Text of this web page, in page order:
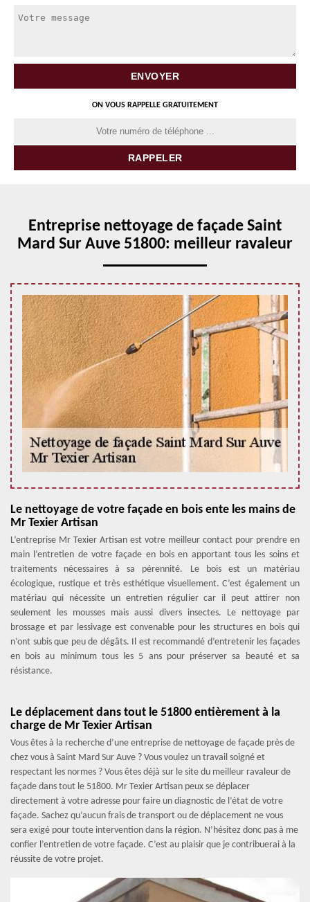
ON VOUS RAPPELLE GRATUITEMENT
Entreprise nettoyage de façade Saint
Mard Sur Auve 51800: meilleur ravaleur
Le nettoyage de votre façade en bois ente les mains de
Mr Texier Artisan
L’entreprise Mr Texier Artisan est votre meilleur contact pour prendre en
main l’entretien de votre façade en bois en apportant tous les soins et
traitements nécessaires à sa pérennité. Le bois est un matériau
écologique, rustique et très esthétique visuellement. C’est également un
matériau qui nécessite un entretien régulier car il peut attirer non
seulement les mousses mais aussi divers insectes. Le nettoyage par
brossage et par lessivage est convenable pour les structures en bois qui
n’ont subis que peu de dégâts. Il est recommandé d’entretenir les façades
en bois au minimum tous les 5 ans pour préserver sa beauté et sa
résistance.
Le déplacement dans tout le 51800 entièrement à la
charge de Mr Texier Artisan
Vous êtes à la recherche d’une entreprise de nettoyage de façade près de
chez vous à Saint Mard Sur Auve ? Vous voulez un travail soigné et
respectant les normes ? Vous êtes déjà sur le site du meilleur ravaleur de
façade dans tout le 51800. Mr Texier Artisan peux se déplacer
directement à votre adresse pour faire un diagnostic de l’état de votre
façade. Sachez qu’aucun frais de transport ou de déplacement ne vous
sera exigé pour toute intervention dans la région. N’hésitez donc pas à me
confier l’entretien de votre façade. C’est au plaisir que je contribuerai à la
réussite de votre projet.